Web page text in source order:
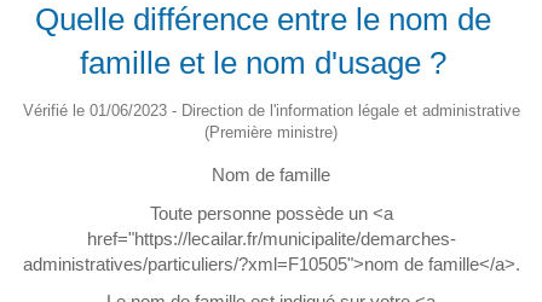
Quelle différence entre le nom de
famille et le nom d'usage ?
Vérifié le 01/06/2023 - Direction de l'information légale et administrative
(Première ministre)
Nom de famille
Toute personne possède un <a
href="https://lecailar.fr/municipalite/demarches-
administratives/particuliers/?xml=F10505">nom de famille</a>.